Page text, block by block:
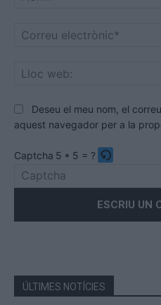
Deseu el meu nom, el
aquest navegador per a la
Captcha 5 * 5 = ?
the
the
CAPTCHA
ÚLTIMES NOTÍCIES